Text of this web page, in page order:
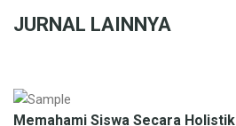
JURNAL LAINNYA
Memahami Siswa Secara Holistik